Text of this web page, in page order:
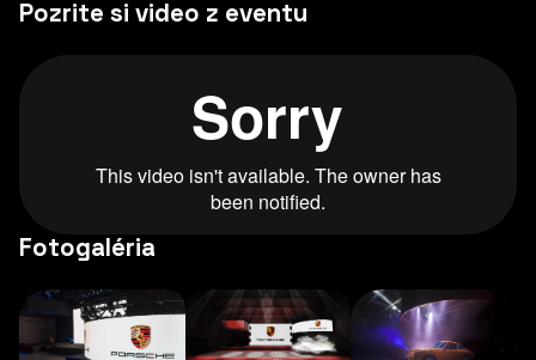
Pozrite si video z eventu
Fotogaléria